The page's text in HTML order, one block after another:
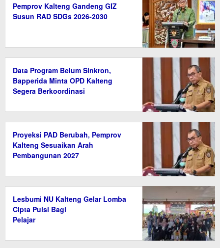
Pemprov Kalteng Gandeng GIZ
Susun RAD SDGs 2026-2030
Data Program Belum Sinkron,
Bapperida Minta OPD Kalteng
Segera Berkoordinasi
Proyeksi PAD Berubah, Pemprov
Kalteng Sesuaikan Arah
Pembangunan 2027
Lesbumi NU Kalteng Gelar Lomba
Cipta Puisi Bagi
Pelajar